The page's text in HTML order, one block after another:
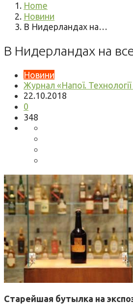
Home
Новини
В Нидерландах на…
В Нидерландах на
Новини
Журнал «Напої. Технології
22.10.2018
0
348
Старейшая бутылка на